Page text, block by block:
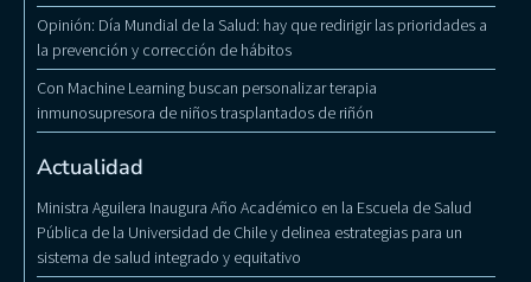
Opinión: Día Mundial de la Salud: hay que redirigir las prioridades a
la prevención y corrección de hábitos
Con Machine Learning buscan personalizar terapia
inmunosupresora de niños trasplantados de riñón
Actualidad
Ministra Aguilera Inaugura Año Académico en la Escuela de Salud
Pública de la Universidad de Chile y delinea estrategias para un
sistema de salud integrado y equitativo